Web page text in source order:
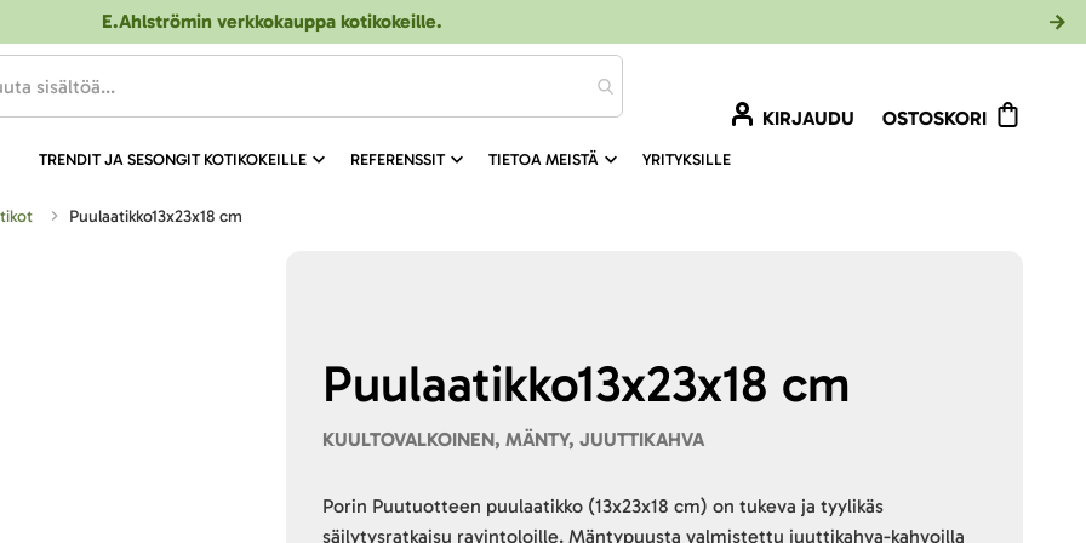
E.Ahlströmin verkkokauppa kotikokeille.
KIRJAUDU
OSTOSKORI
TRENDIT JA SESONGIT KOTIKOKEILLE REFERENSSIT TIETOA MEISTÄ YRITYKSILLE
Puulaatikko13x23x18 cm
Puulaatikko13x23x18 cm
KUULTOVALKOINEN, MÄNTY, JUUTTIKAHVA
Porin Puutuotteen puulaatikko (13x23x18 cm) on tukeva ja tyylikäs
säilytysratkaisu ravintoloille. Mäntypuusta valmistettu juuttikahva-kahvoilla